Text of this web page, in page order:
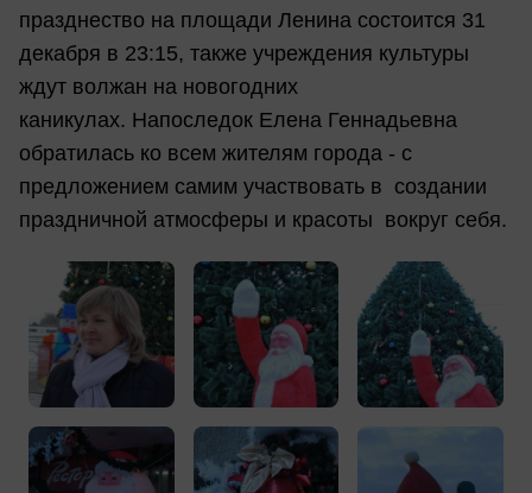
празднество на площади Ленина состоится 31
декабря в 23:15, также учреждения культуры
ждут волжан на новогодних
каникулах. Напоследок Елена Геннадьевна
обратилась ко всем жителям города - с
предложением самим участвовать в создании
праздничной атмосферы и красоты вокруг себя.